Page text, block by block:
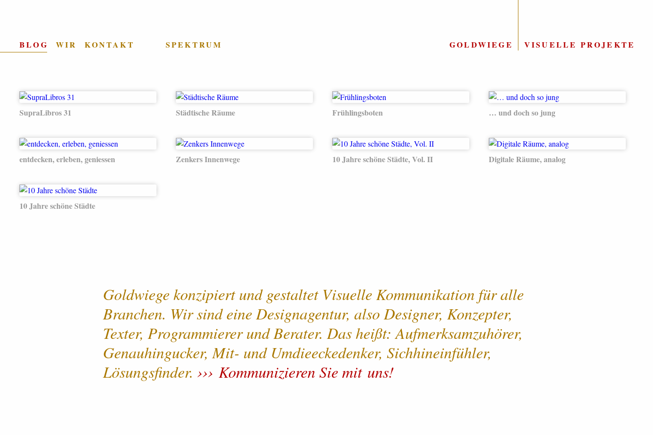
GOLDWIEGE VISUELLE PROJEKTE
BLOG WIR KONTAKT SPEKTRUM
SupraLibros 31 Städtische Räume Frühlingsboten … und doch so jung
entdecken, erleben, geniessen Zenkers Innenwege 10 Jahre schöne Städte, Vol. II Digitale Räume, analog
10 Jahre schöne Städte
Goldwiege kon­zi­piert und gestaltet Visuelle Kom­mu­ni­ka­tion für alle
Branchen. Wir sind eine Designagentur, also Designer, Konzepter,
Texter, Programmierer und Berater. Das heißt: Aufmerk­sam­zu­hörer,
Genau­hin­gucker, Mit- und Um­die­ecke­denker, Sich­hinein­fühler,
Lösungs­ﬁnder.
Kommunizieren Sie mit uns!